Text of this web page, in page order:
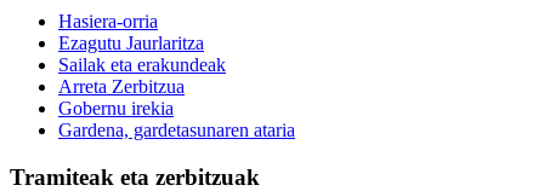
Hasiera-orria
Ezagutu Jaurlaritza
Sailak eta erakundeak
Arreta Zerbitzua
Gobernu irekia
Gardena, gardetasunaren ataria
Tramiteak eta zerbitzuak